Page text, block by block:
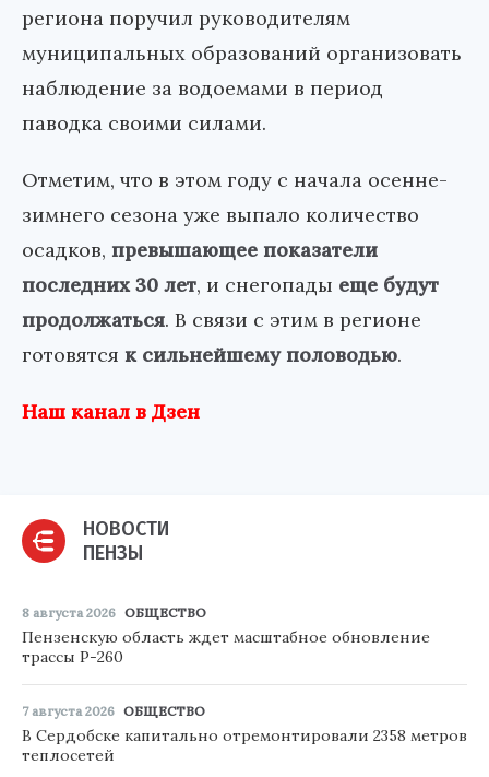
региона поручил руководителям
муниципальных образований организовать
наблюдение за водоемами в период
паводка своими силами.
Отметим, что в этом году с начала осенне-
зимнего сезона уже выпало количество
осадков, превышающее показатели
последних 30 лет, и снегопады еще будут
продолжаться. В связи с этим в регионе
готовятся к сильнейшему половодью.
Наш канал в Дзен
НОВОСТИ
ПЕНЗЫ
8 августа 2026 ОБЩЕСТВО
Пензенскую область ждет масштабное обновление
трассы Р-260
7 августа 2026 ОБЩЕСТВО
В Сердобске капитально отремонтировали 2358 метров
теплосетей